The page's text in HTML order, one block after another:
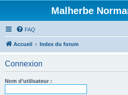
Malherbe
FAQ
Accueil Index du forum
Connexion
Nom d’utilisateur :